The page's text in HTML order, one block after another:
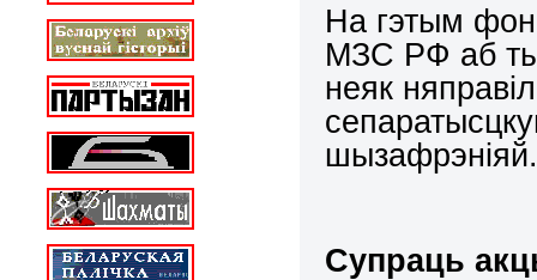
На гэтым
МЗС РФ аб
неяк
Супраць